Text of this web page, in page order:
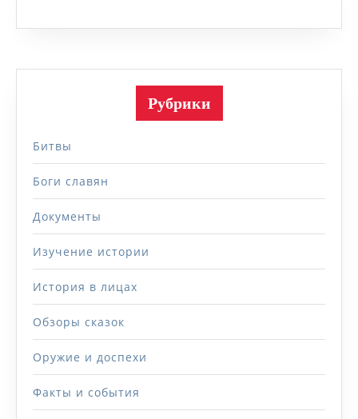
Рубрики
Битвы
Боги славян
Документы
Изучение истории
История в лицах
Обзоры сказок
Оружие и доспехи
Факты и события